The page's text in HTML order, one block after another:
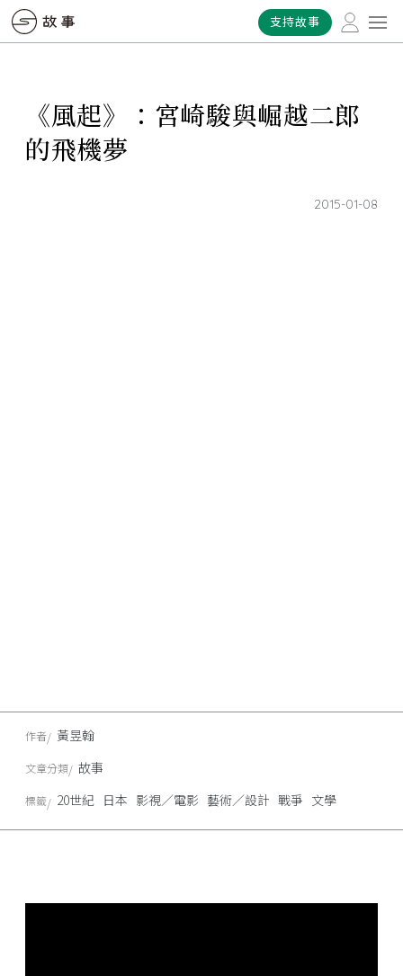
支持故事
《風起》：宮崎駿與崛越二郎
的飛機夢
2015-01-08
作者 黃昱翰
文章分類 故事
標籤 20世紀 日本 影視／電影 藝術／設計 戰爭 文學